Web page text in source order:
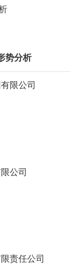
势分析
限公司
公司
责任公司